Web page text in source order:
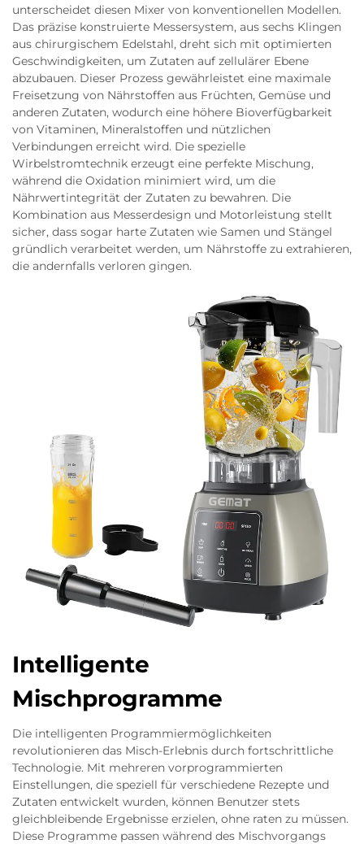
unterscheidet diesen Mixer von konventionellen Modellen.
Das präzise konstruierte Messersystem, aus sechs Klingen
aus chirurgischem Edelstahl, dreht sich mit optimierten
Geschwindigkeiten, um Zutaten auf zellulärer Ebene
abzubauen. Dieser Prozess gewährleistet eine maximale
Freisetzung von Nährstoffen aus Früchten, Gemüse und
anderen Zutaten, wodurch eine höhere Bioverfügbarkeit
von Vitaminen, Mineralstoffen und nützlichen
Verbindungen erreicht wird. Die spezielle
Wirbelstromtechnik erzeugt eine perfekte Mischung,
während die Oxidation minimiert wird, um die
Nährwertintegrität der Zutaten zu bewahren. Die
Kombination aus Messerdesign und Motorleistung stellt
sicher, dass sogar harte Zutaten wie Samen und Stängel
gründlich verarbeitet werden, um Nährstoffe zu extrahieren,
die andernfalls verloren gingen.
Intelligente
Mischprogramme
Die intelligenten Programmiermöglichkeiten
revolutionieren das Misch-Erlebnis durch fortschrittliche
Technologie. Mit mehreren vorprogrammierten
Einstellungen, die speziell für verschiedene Rezepte und
Zutaten entwickelt wurden, können Benutzer stets
gleichbleibende Ergebnisse erzielen, ohne raten zu müssen.
Diese Programme passen während des Mischvorgangs